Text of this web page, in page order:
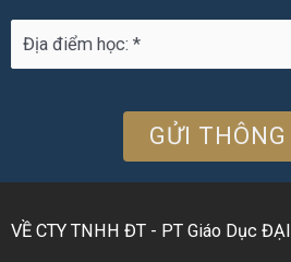
VỀ CTY TNHH ĐT - PT Giáo Dục